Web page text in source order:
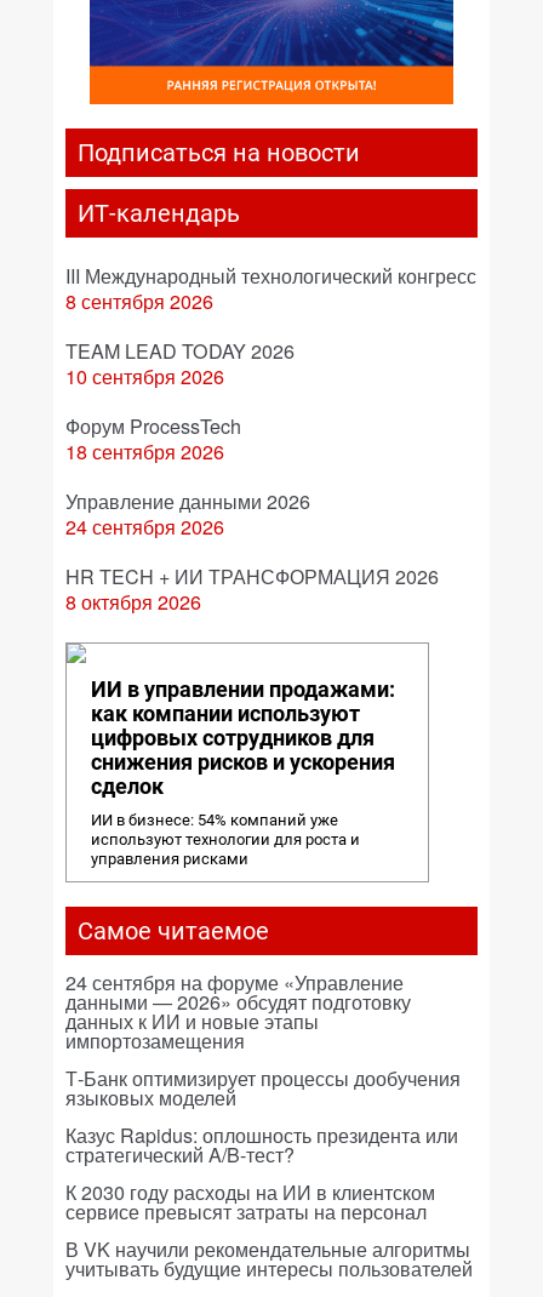
Подписаться на новости
ИТ-календарь
III Международный технологический конгресс
8 сентября 2026
TEAM LEAD TODAY 2026
10 сентября 2026
Форум ProcessTech
18 сентября 2026
Управление данными 2026
24 сентября 2026
HR TECH + ИИ ТРАНСФОРМАЦИЯ 2026
8 октября 2026
ИИ в управлении продажами:
как компании используют
цифровых сотрудников для
снижения рисков и ускорения
сделок
ИИ в бизнесе: 54% компаний уже
используют технологии для роста и
управления рисками
Самое читаемое
24 сентября на форуме «Управление
данными — 2026» обсудят подготовку
данных к ИИ и новые этапы
импортозамещения
Т-Банк оптимизирует процессы дообучения
языковых моделей
Казус Rapidus: оплошность президента или
стратегический A/B-тест?
К 2030 году расходы на ИИ в клиентском
сервисе превысят затраты на персонал
В VK научили рекомендательные алгоритмы
учитывать будущие интересы пользователей